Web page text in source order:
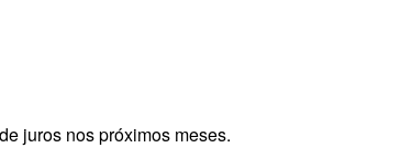
juros nos próximos meses.